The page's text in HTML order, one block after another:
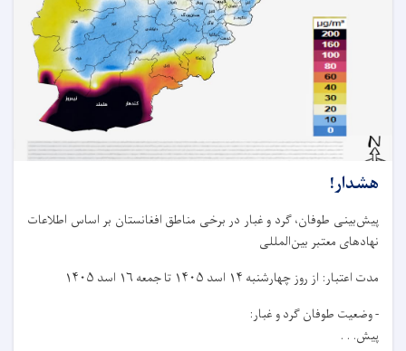
هشدار!
پیش‌بینی طوفان، گرد و غبار در برخی مناطق افغانستان بر اساس اطلاعات
نهادهای معتبر بین‌المللی
مدت اعتبار: از روز چهار‌شنبه ۱۴ اسد ۱۴۰۵ تا جمعه ۱۶ اسد ۱۴۰۵
- وضعیت طوفان گرد و غبار:
پیش. . .